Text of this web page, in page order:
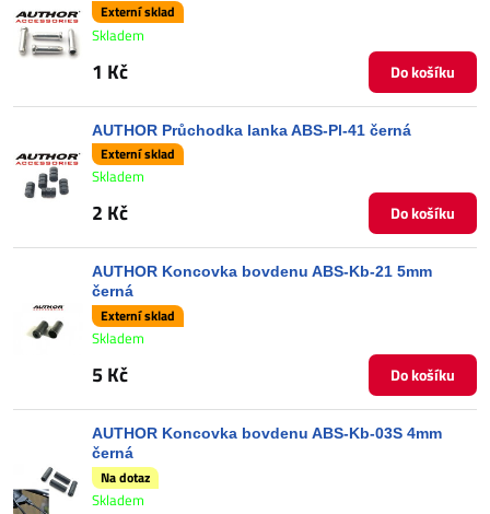
Externí sklad
Skladem
1 Kč Do košíku
AUTHOR Průchodka lanka ABS-Pl-41 černá
Externí sklad
Skladem
2 Kč Do košíku
AUTHOR Koncovka bovdenu ABS-Kb-21 5mm
černá
Externí sklad
Skladem
5 Kč Do košíku
AUTHOR Koncovka bovdenu ABS-Kb-03S 4mm
černá
Na dotaz
Skladem